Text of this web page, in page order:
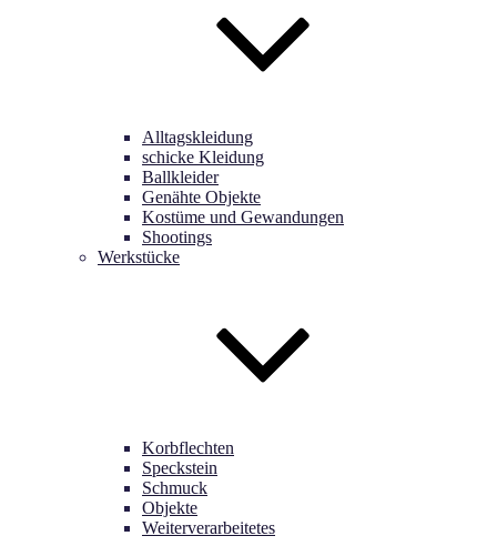
Alltagskleidung
schicke Kleidung
Ballkleider
Genähte Objekte
Kostüme und Gewandungen
Shootings
Werkstücke
Korbflechten
Speckstein
Schmuck
Objekte
Weiterverarbeitetes